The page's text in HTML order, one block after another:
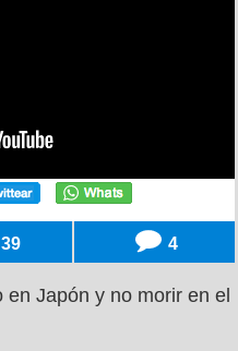
39 4
Japón y no morir en el